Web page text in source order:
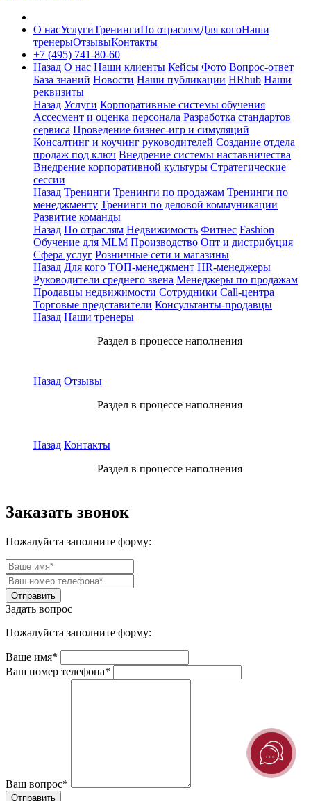
О насУслугиТренингиПо отраслямДля когоНаши
тренерыОтзывыКонтакты
+7 (495) 741-80-60
Назад О нас Наши клиенты Кейсы Фото Вопрос-ответ
База знаний Новости Наши публикации HRhub Наши
реквизиты
Назад Услуги Корпоративные системы обучения
Ассесмент и оценка персонала Разработка стандартов
сервиса Проведение бизнес-игр и симуляций
Консалтинг и коучинг руководителей Создание отдела
продаж под ключ Внедрение системы наставничества
Внедрение корпоративной культуры Стратегические
сессии
Назад Тренинги Тренинги по продажам Тренинги по
менеджменту Тренинги по деловой коммуникации
Развитие команды
Назад По отраслям Недвижимость Фитнес Fashion
Обучение для MLM Производство Опт и дистрибуция
Сфера услуг Розничные сети и магазины
Назад Для кого ТОП-менеджмент HR-менеджеры
Руководители среднего звена Менеджеры по продажам
Продавцы недвижимости Сотрудники Call-центра
Торговые представители Консультанты-продавцы
Назад Наши тренеры
Раздел в процессе наполнения
Назад Отзывы
Раздел в процессе наполнения
Назад Контакты
Раздел в процессе наполнения
Заказать звонок
Пожалуйста заполните форму:
Задать вопрос
Пожалуйста заполните форму:
Ваше имя*
Ваш номер телефона*
Ваш вопрос*